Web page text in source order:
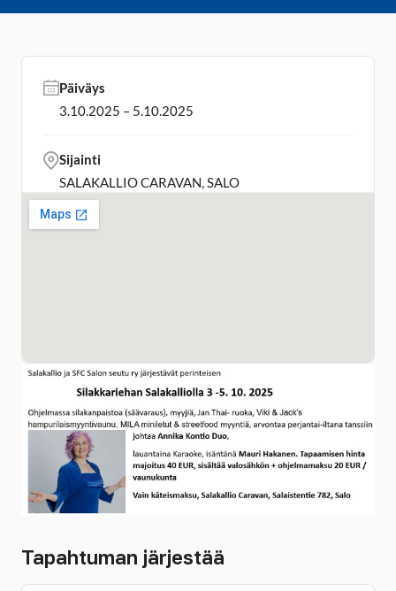
Tapahtuman järjestää
Päiväys
3.10.2025 – 5.10.2025
Sijainti
SALAKALLIO CARAVAN, SALO